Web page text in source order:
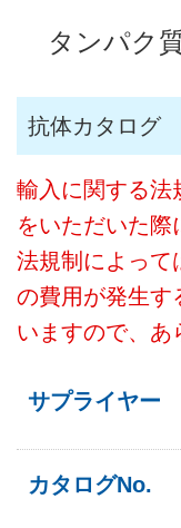
タンパク
抗体カタログ
輸入に関する法
をいただいた際
法規制によって
の費用が発生す
いますので、あ
サプライヤー
カタログNo.